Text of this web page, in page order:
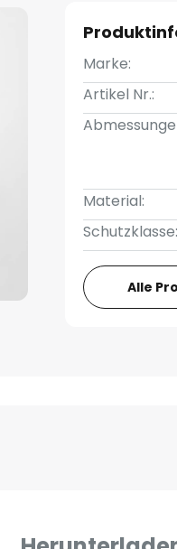
Marke:
Artikel Nr.:
Material:
Schutzklasse:
Alle